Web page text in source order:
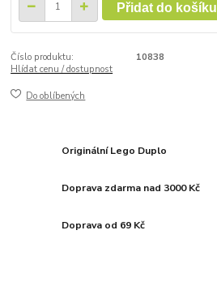
Přidat do košíku
Číslo produktu:
10838
Hlídat cenu / dostupnost
Do oblíbených
Originální Lego Duplo
Doprava zdarma nad 3000 Kč
Doprava od 69 Kč